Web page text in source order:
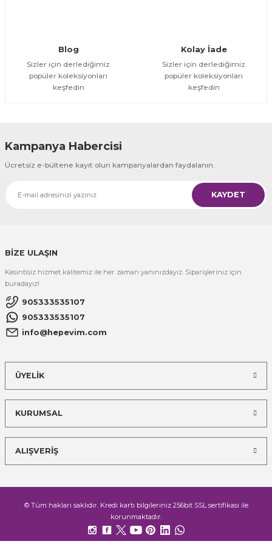
Blog
Sizler için derlediğimiz
popüler koleksiyonları
keşfedin
Kolay İade
Sizler için derlediğimiz
popüler koleksiyonları
keşfedin
Kampanya Habercisi
Ücretsiz e-bültene kayıt olun kampanyalardan faydalanın.
KAYDET
BİZE ULAŞIN
Kesintisiz hizmet kalitemiz ile her zaman yanınızdayız. Siparişleriniz için
buradayız!
905333535107
905333535107
info@hepevim.com
ÜYELİK
KURUMSAL
ALIŞVERİŞ
© Tüm hakları saklıdır. Kredi kartı bilgileriniz 256bit SSL sertifikası ile
korunmaktadır.